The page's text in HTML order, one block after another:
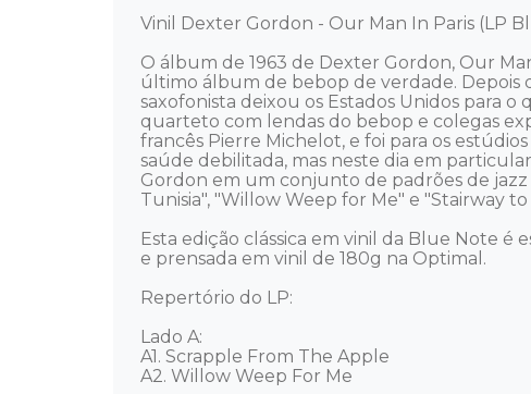
Vinil Dexter Gordon - Our Man In Paris (LP
O álbum de 1963 de Dexter Gordon, Our
último álbum de bebop de verdade. Depois
saxofonista deixou os Estados Unidos para
quarteto com lendas do bebop e colegas
francês Pierre Michelot, e foi para os
saúde debilitada, mas neste dia em
Gordon em um conjunto de padrões de
Tunisia", "Willow Weep for Me" e "Stairway to
Esta edição clássica em vinil da Blue Note
e prensada em vinil de 180g na Optimal.
Repertório do LP:
Lado A:
A1. Scrapple From The Apple
A2. Willow Weep For Me